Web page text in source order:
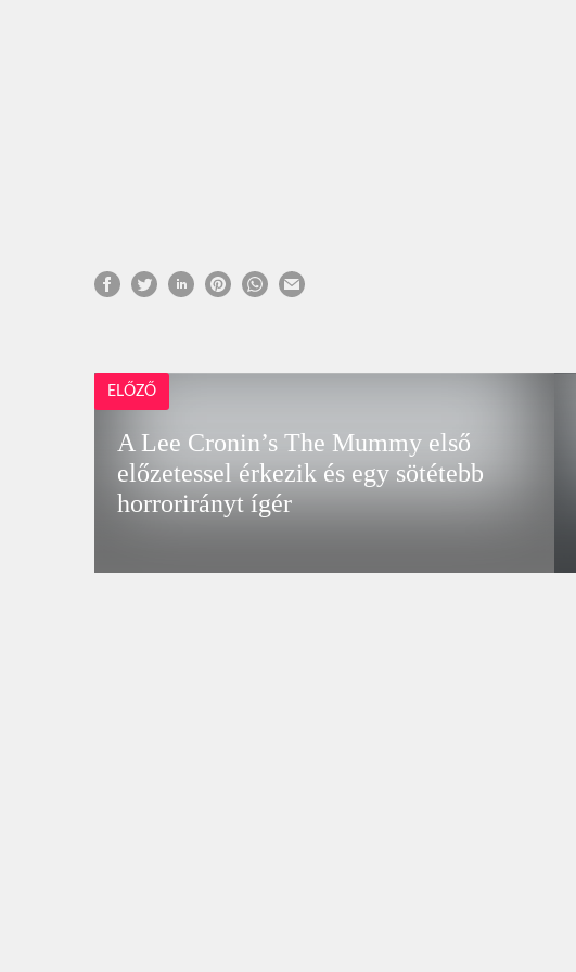
ELŐZŐ
A Lee Cronin’s The Mummy első
előzetessel érkezik és egy sötétebb
horrorirányt ígér